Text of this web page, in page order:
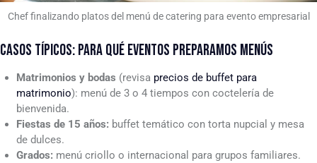
Chef finalizando platos del menú de catering para evento empresarial
CASOS TÍPICOS: PARA QUÉ EVENTOS PREPARAMOS MENÚS
Matrimonios y bodas (revisa precios de buffet para
matrimonio): menú de 3 o 4 tiempos con coctelería de
bienvenida.
Fiestas de 15 años: buffet temático con torta nupcial y mesa
de dulces.
Grados: menú criollo o internacional para grupos familiares.